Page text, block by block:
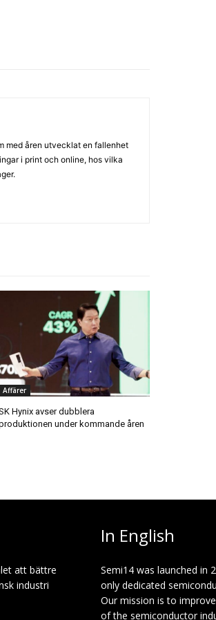
med åren utvecklat en fallenhet
i print och online, hos vilka
Affärer
Hynix avser dubblera
under kommande åren
att bättre
industri
In English
Semi14 was launched in
only dedicated
Our mission is to
of the semiconductor